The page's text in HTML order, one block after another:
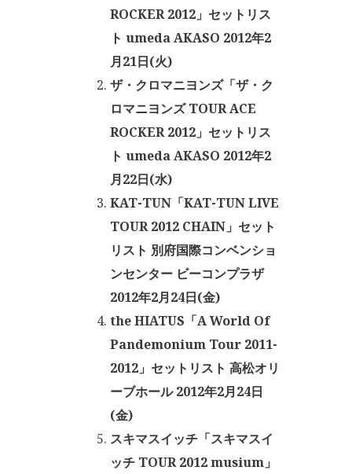
ROCKER 2012」セットリス
ト umeda AKASO 2012年2
月21日(火)
ザ・クロマニヨンズ「ザ・ク
ロマニヨンズ TOUR ACE
ROCKER 2012」セットリス
ト umeda AKASO 2012年2
月22日(水)
KAT-TUN「KAT-TUN LIVE
TOUR 2012 CHAIN」セット
リスト 別府国際コンベンショ
ンセンター ビーコンプラザ
2012年2月24日(金)
the HIATUS「A World Of
Pandemonium Tour 2011-
2012」セットリスト 高松オリ
ーブホール 2012年2月24日
(金)
スキマスイッチ「スキマスイ
ッチ TOUR 2012 musium」